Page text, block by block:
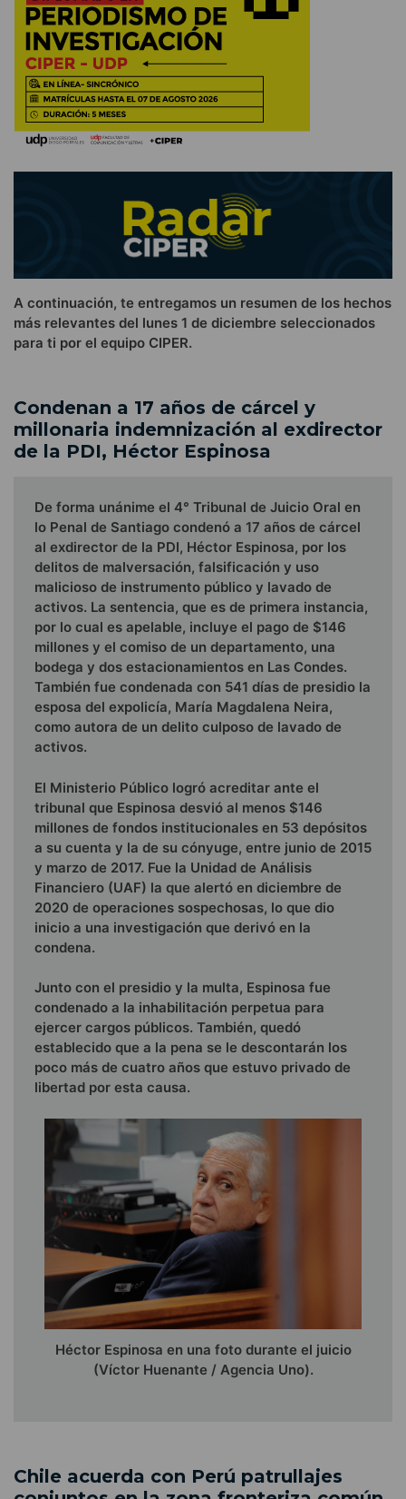
A continuación, te entregamos un resumen de los hechos
más relevantes del lunes 1 de diciembre seleccionados
para ti por el equipo CIPER.
Condenan a 17 años de cárcel y
millonaria indemnización al exdirector
de la PDI, Héctor Espinosa
De forma unánime el 4° Tribunal de Juicio Oral en
lo Penal de Santiago condenó a 17 años de cárcel
al exdirector de la PDI, Héctor Espinosa, por los
delitos de malversación, falsificación y uso
malicioso de instrumento público y lavado de
activos. La sentencia, que es de primera instancia,
por lo cual es apelable, incluye el pago de $146
millones y el comiso de un departamento, una
bodega y dos estacionamientos en Las Condes.
También fue condenada con 541 días de presidio la
esposa del expolicía, María Magdalena Neira,
como autora de un delito culposo de lavado de
activos.
El Ministerio Público logró acreditar ante el
tribunal que Espinosa desvió al menos $146
millones de fondos institucionales en 53 depósitos
a su cuenta y la de su cónyuge, entre junio de 2015
y marzo de 2017. Fue la Unidad de Análisis
Financiero (UAF) la que alertó en diciembre de
2020 de operaciones sospechosas, lo que dio
inicio a una investigación que derivó en la
condena.
Junto con el presidio y la multa, Espinosa fue
condenado a la inhabilitación perpetua para
ejercer cargos públicos. También, quedó
establecido que a la pena se le descontarán los
poco más de cuatro años que estuvo privado de
libertad por esta causa.
Héctor Espinosa en una foto durante el juicio
(Víctor Huenante / Agencia Uno).
Chile acuerda con Perú patrullajes